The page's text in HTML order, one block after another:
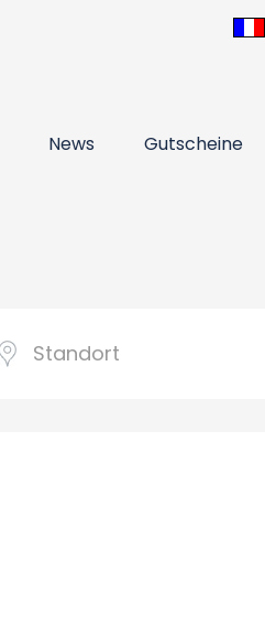
News Gutscheine